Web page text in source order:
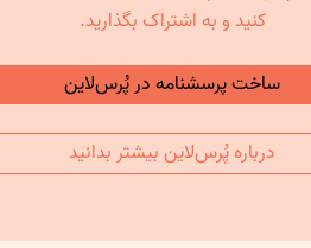
کنید و به اشتراک بگذارید.
ساخت پرسشنامه در پُرس‌لاین
درباره پُرس‌لاین بیشتر بدانید